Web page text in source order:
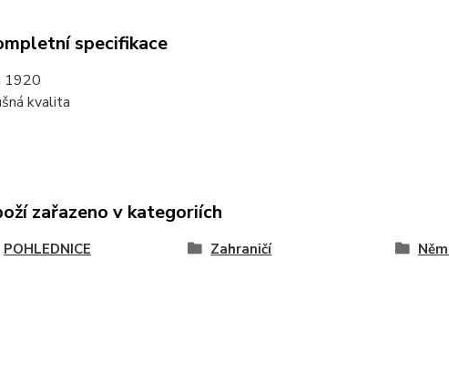
specifikace
1920
kvalita
zařazeno v kategoriích
POHLEDNICE Zahraničí